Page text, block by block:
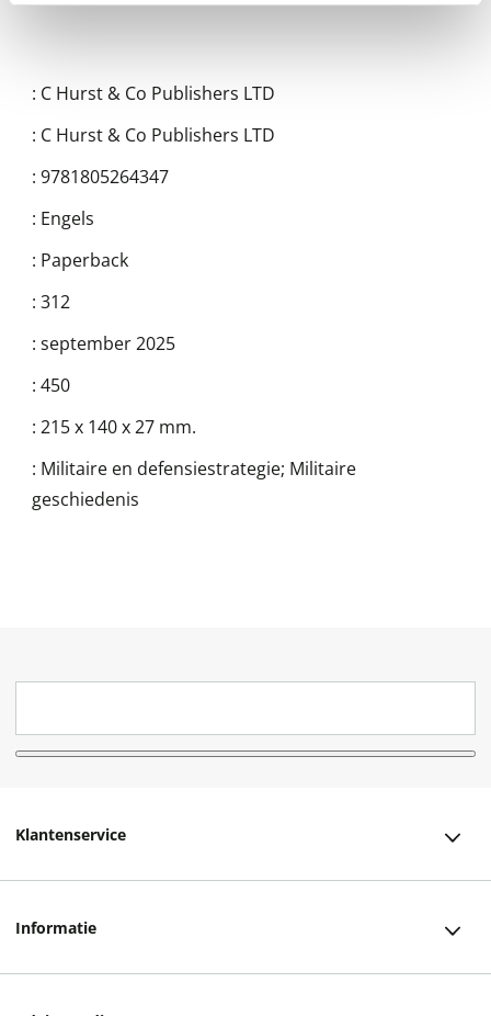
: C Hurst & Co Publishers LTD
: C Hurst & Co Publishers LTD
: 9781805264347
: Engels
: Paperback
: 312
: september 2025
: 450
: 215 x 140 x 27 mm.
: Militaire en defensiestrategie; Militaire
geschiedenis
Klantenservice
Informatie